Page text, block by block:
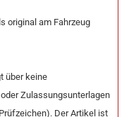
original am Fahrzeug
über keine
Zulassungsunterlagen
Der Artikel ist